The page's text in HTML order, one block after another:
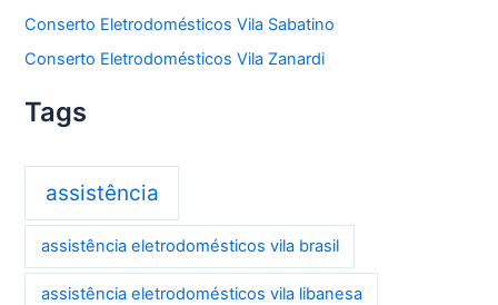
Conserto Eletrodomésticos Vila Sabatino
Conserto Eletrodomésticos Vila Zanardi
Tags
assistência
assistência eletrodomésticos vila brasil
assistência eletrodomésticos vila libanesa